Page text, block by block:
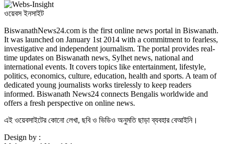
ওয়েবস ইনসাইট
BiswanathNews24.com is the first online news portal in Biswanath.
It was launched on January 1st 2014 with a commitment to fearless,
investigative and independent journalism. The portal provides real-
time updates on Biswanath news, Sylhet news, national and
international events. It covers topics like entertainment, lifestyle,
politics, economics, culture, education, health and sports. A team of
dedicated young journalists works tirelessly to keep readers
informed. Biswanath News24 connects Bengalis worldwide and
offers a fresh perspective on online news.
এই ওয়েবসাইটের কোনো লেখা, ছবি ও ভিডিও অনুমতি ছাড়া ব্যবহার বেআইনি।
Design by :